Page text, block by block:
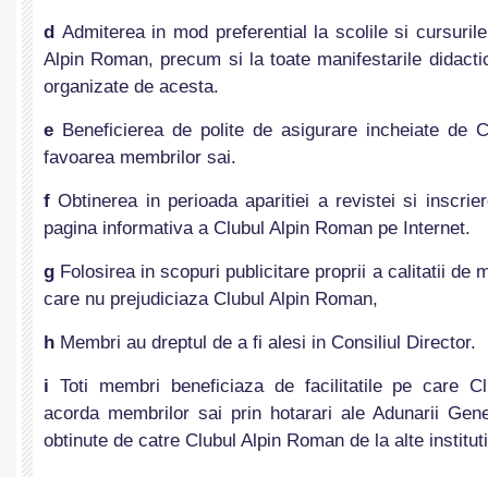
d Admiterea in mod preferential la scolile si
Alpin Roman, precum si la toate manifestarile
organizate de acesta.
e Beneficierea de polite de asigurare incheiate de
favoarea membrilor sai.
fObtinerea in perioada aparitiei a revistei si
pagina informativa a Clubul Alpin Roman pe Internet.
g Folosirea in scopuri publicitare proprii a calitatii de
care nu prejudiciaza Clubul Alpin Roman,
h Membri au dreptul de a fi alesi in Consiliul Director.
i Toti membri beneficiaza de facilitatile pe care
acorda membrilor sai prin hotarari ale Adunarii
obtinute de catre Clubul Alpin Roman de la alte